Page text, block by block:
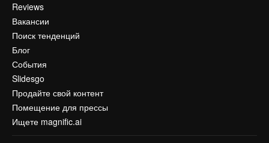
Reviews
Вакансии
Поиск тенденций
Блог
События
Slidesgo
Продайте свой контент
Помещение для прессы
Ищете magnific.ai